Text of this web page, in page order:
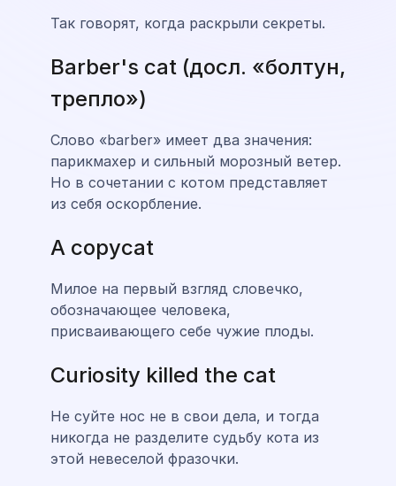
Так говорят, когда раскрыли секреты.
Barber's cat (досл. «болтун,
трепло»)
Слово «barber» имеет два значения:
парикмахер и сильный морозный ветер.
Но в сочетании с котом представляет
из себя оскорбление.
A copycat
Милое на первый взгляд словечко,
обозначающее человека,
присваивающего себе чужие плоды.
Curiosity killed the cat
Не суйте нос не в свои дела, и тогда
никогда не разделите судьбу кота из
этой невеселой фразочки.